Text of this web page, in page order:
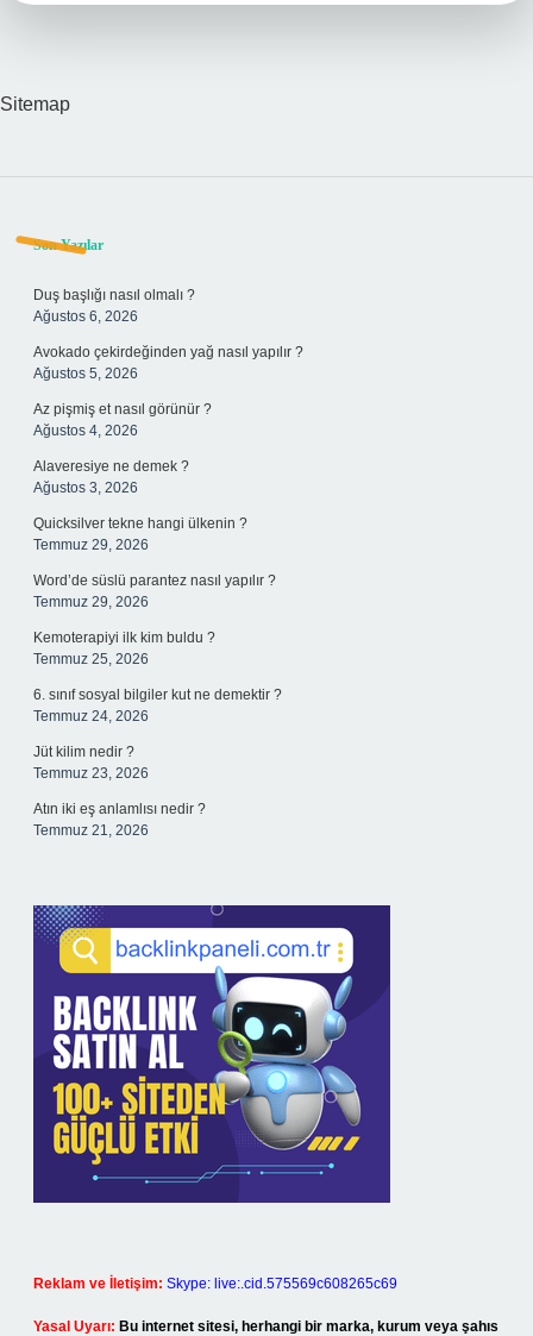
Sitemap
Sidebar
Son Yazılar
Duş başlığı nasıl olmalı ?
Ağustos 6, 2026
Avokado çekirdeğinden yağ nasıl yapılır ?
Ağustos 5, 2026
Az pişmiş et nasıl görünür ?
Ağustos 4, 2026
Alaveresiye ne demek ?
Ağustos 3, 2026
Quicksilver tekne hangi ülkenin ?
Temmuz 29, 2026
Word’de süslü parantez nasıl yapılır ?
Temmuz 29, 2026
Kemoterapiyi ilk kim buldu ?
Temmuz 25, 2026
6. sınıf sosyal bilgiler kut ne demektir ?
Temmuz 24, 2026
Jüt kilim nedir ?
Temmuz 23, 2026
Atın iki eş anlamlısı nedir ?
Temmuz 21, 2026
Reklam ve İletişim: Skype: live:.cid.575569c608265c69
Yasal Uyarı: Bu internet sitesi, herhangi bir marka, kurum veya şahıs